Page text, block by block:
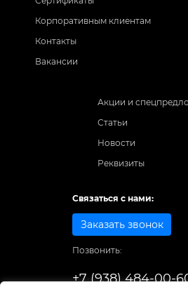
Корпоративным клиентам
Контакты
Вакансии
Акции и
Статьи
Новости
Реквизиты
Связаться с нами:
Заказать звонок
Позвонить:
+7 (938) 484-00-